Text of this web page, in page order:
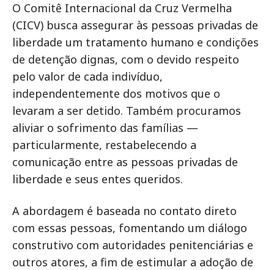
O Comitê Internacional da Cruz Vermelha
(CICV) busca assegurar às pessoas privadas de
liberdade um tratamento humano e condições
de detenção dignas, com o devido respeito
pelo valor de cada indivíduo,
independentemente dos motivos que o
levaram a ser detido. Também procuramos
aliviar o sofrimento das famílias —
particularmente, restabelecendo a
comunicação entre as pessoas privadas de
liberdade e seus entes queridos.
A abordagem é baseada no contato direto
com essas pessoas, fomentando um diálogo
construtivo com autoridades penitenciárias e
outros atores, a fim de estimular a adoção de